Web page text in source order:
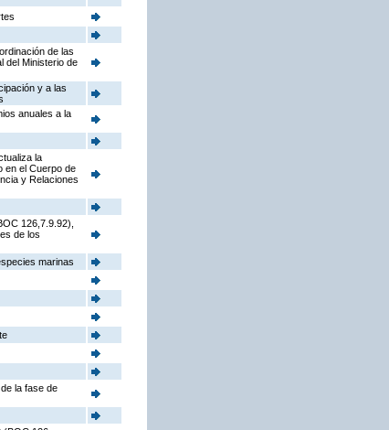
de las
del Ministerio de
y a las
anuales a la
la
en el Cuerpo de
y Relaciones
126,7.9.92),
de los
marinas
la fase de